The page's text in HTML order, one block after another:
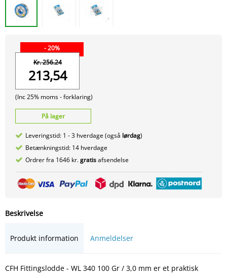
- 20%
Kr. 256.24
213,54
(Inc 25% moms -forklaring)
På lager
Leveringstid: 1 - 3 hverdage (også lørdag)
Betænkningstid: 14 hverdage
Ordrer fra 1646 kr.gratisafsendelse
Beskrivelse
Produkt information Anmeldelser
CFH Fittingslodde - WL 340 100 Gr / 3,0 mm er et praktisk